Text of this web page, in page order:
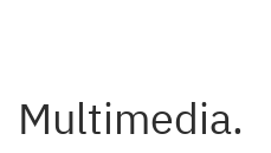
Multimedia.